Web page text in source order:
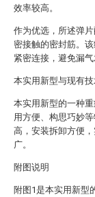
效率较高。
作为优选，所述弹
密接触的密封筋。
紧密连接，避免漏气
本实用新型与现有
本实用新型的一种
用方便、构思巧妙
高，安装拆卸方便
广。
附图说明
附图1是本实用新型